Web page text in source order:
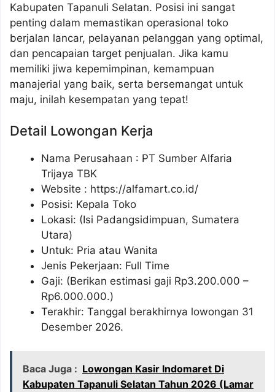
Kabupaten Tapanuli Selatan. Posisi ini sangat
penting dalam memastikan operasional toko
berjalan lancar, pelayanan pelanggan yang optimal,
dan pencapaian target penjualan. Jika kamu
memiliki jiwa kepemimpinan, kemampuan
manajerial yang baik, serta bersemangat untuk
maju, inilah kesempatan yang tepat!
Detail Lowongan Kerja
Nama Perusahaan : PT Sumber Alfaria
Trijaya TBK
Website : https://alfamart.co.id/
Posisi: Kepala Toko
Lokasi: (Isi Padangsidimpuan, Sumatera
Utara)
Untuk: Pria atau Wanita
Jenis Pekerjaan: Full Time
Gaji: (Berikan estimasi gaji Rp3.200.000 –
Rp6.000.000.)
Terakhir: Tanggal berakhirnya lowongan 31
Desember 2026.
Baca Juga : Lowongan Kasir Indomaret Di
Kabupaten Tapanuli Selatan Tahun 2026 (Lamar